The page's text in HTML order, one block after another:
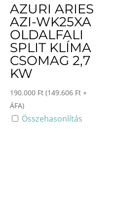
AZURI ARIES
AZI-WK25XA
OLDALFALI
SPLIT KLÍMA
CSOMAG 2,7
KW
190.000 Ft (149.606 Ft +
ÁFA)
Összehasonlítás